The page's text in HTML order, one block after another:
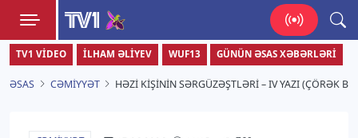
TV1
Zamanı bizimlə yaşa!
TV1 VIDEO İLHAM ƏLIYEV WUF13 GÜNÜN ƏSAS XƏBƏRLƏRI
ƏSAS CƏMIYYƏT HƏZI KIŞININ SƏRGÜZƏŞTLƏRI – IV YAZI (ÇÖRƏK